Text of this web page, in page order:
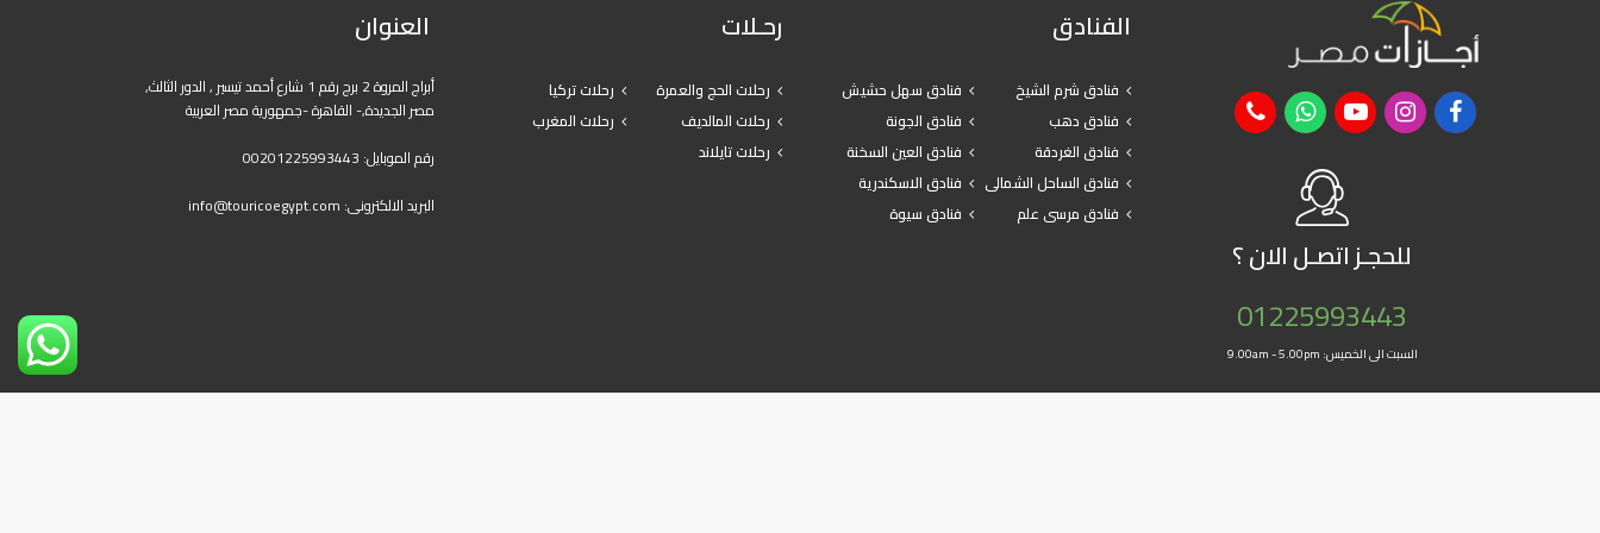
للحجـزاتصـل الان ؟
01225993443
السبت الى الخميس: 9.00am - 5.00pm
الفنادق
فنادق شرم الشيخ
فنادق سهل حشيش
فنادق دهب
فنادق الجونة
فنادق الغردقة
فنادق العين السخنة
فنادق الساحل الشمالى
فنادق الاسكندرية
فنادق مرسى علم
فنادق سيوة
رحـلات
رحلات الحج والعمرة
رحلات تركيا
رحلات المالديف
رحلات المغرب
رحلات تايلاند
العنوان
أبراج المروة 2 برج رقم 1 شارع أحمد تيسير , الدور الثالث,
مصر الجديدة,- القاهرة -جمهورية مصر العربية
رقم الموبايل: 00201225993443
البريد الالكترونى: info@touricoegypt.com